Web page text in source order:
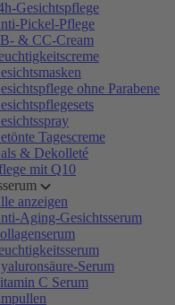
Gesichtspflege
Pickel-Pflege
& CC-Cream
ohne Parabene
Tagescreme
& Dekolleté
mit Q10
anzeigen
Aging-Gesichtsserum
Serum
C Serum